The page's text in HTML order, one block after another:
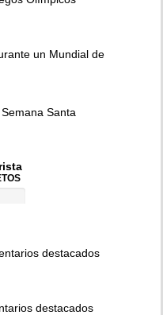
un Mundial de
Santa
destacados
destacados